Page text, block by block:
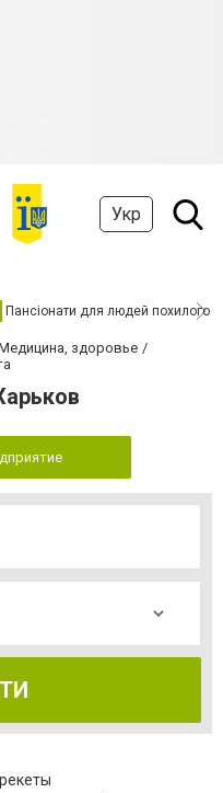
Укр
Пансіонати для людей похилого
здоровье